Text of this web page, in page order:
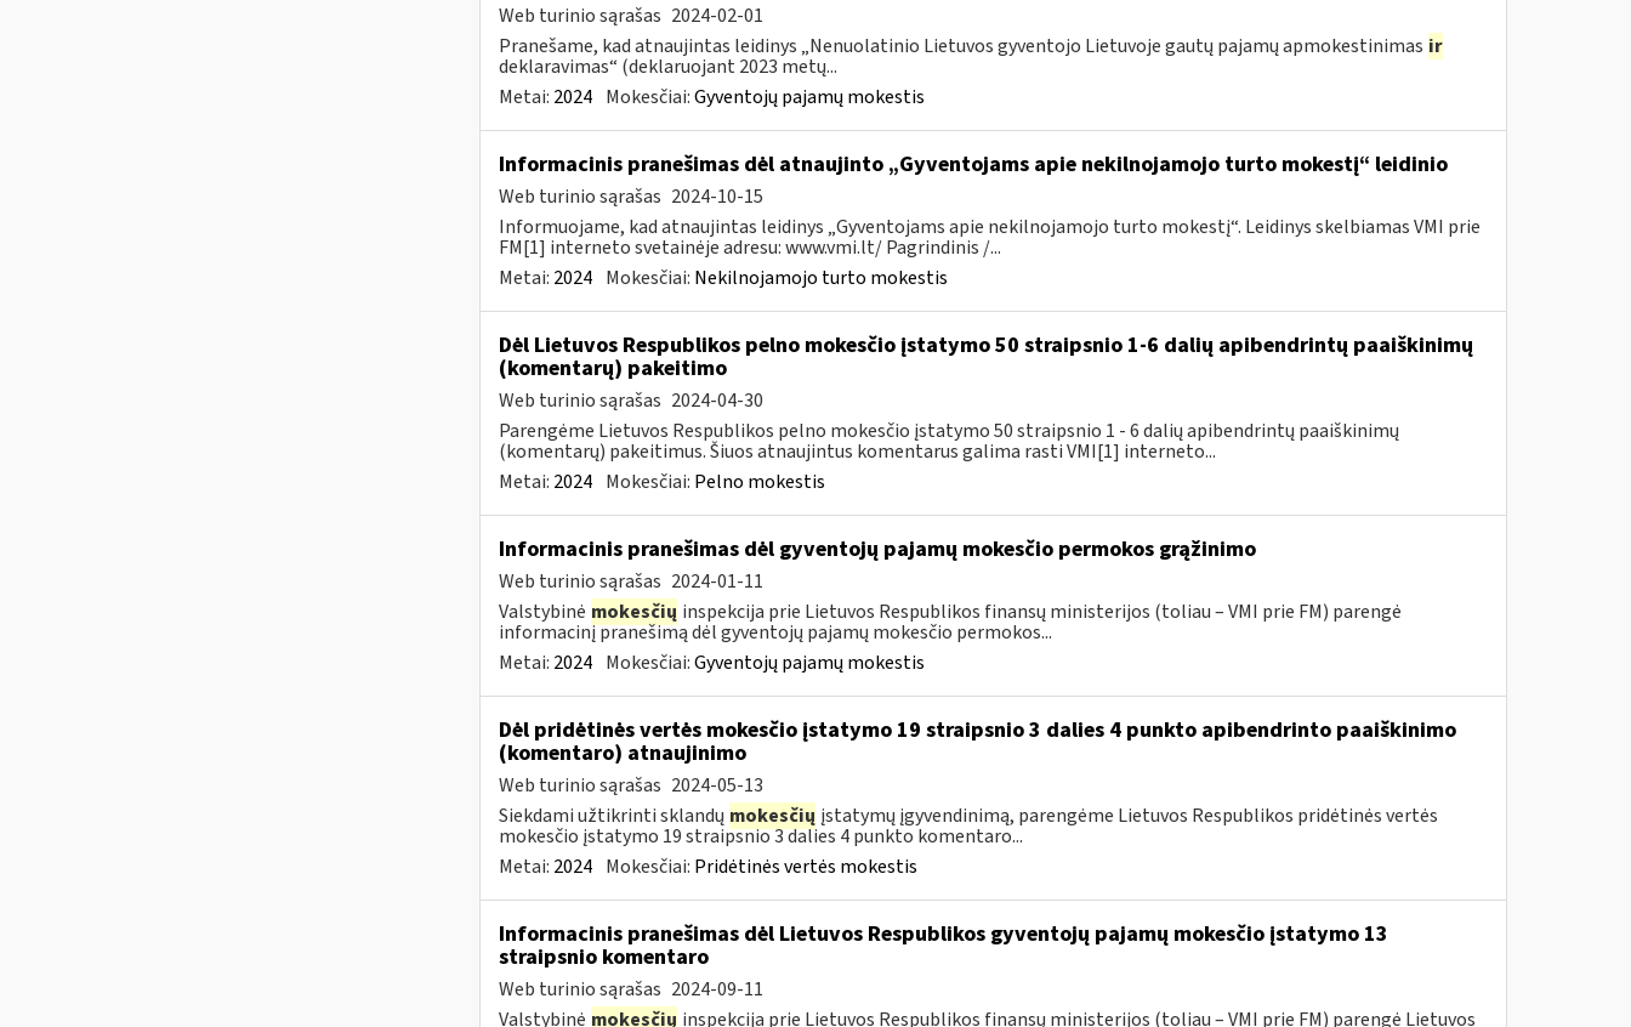
Web turinio sąrašas 2024-02-01
Pranešame, kad atnaujintas leidinys „Nenuolatinio Lietuvos gyventojo Lietuvoje gautų pajamų apmokestinimas ir
deklaravimas“ (deklaruojant 2023 metų...
Metai: 2024 Mokesčiai:Gyventojų pajamų mokestis
Informacinis pranešimas dėl atnaujinto „Gyventojams apie nekilnojamojo turto mokestį“ leidinio
Web turinio sąrašas 2024-10-15
Informuojame, kad atnaujintas leidinys „Gyventojams apie nekilnojamojo turto mokestį“. Leidinys skelbiamas VMI prie
FM[1] interneto svetainėje adresu: www.vmi.lt/ Pagrindinis /...
Metai: 2024 Mokesčiai: Nekilnojamojo turto mokestis
Dėl Lietuvos Respublikos pelno mokesčio įstatymo 50 straipsnio 1-6 dalių apibendrintų paaiškinimų
(komentarų) pakeitimo
Web turinio sąrašas 2024-04-30
Parengėme Lietuvos Respublikos pelno mokesčio įstatymo 50 straipsnio 1 - 6 dalių apibendrintų paaiškinimų
(komentarų) pakeitimus. Šiuos atnaujintus komentarus galima rasti VMI[1] interneto...
Metai: 2024 Mokesčiai: Pelno mokestis
Informacinis pranešimas dėl gyventojų pajamų mokesčio permokos grąžinimo
Web turinio sąrašas 2024-01-11
Valstybinė mokesčių inspekcija prie Lietuvos Respublikos finansų ministerijos (toliau – VMI prie FM) parengė
informacinį pranešimą dėl gyventojų pajamų mokesčio permokos...
Metai: 2024 Mokesčiai:Gyventojų pajamų mokestis
Dėl pridėtinės vertės mokesčio įstatymo 19 straipsnio 3 dalies 4 punkto apibendrinto paaiškinimo
(komentaro) atnaujinimo
Web turinio sąrašas 2024-05-13
Siekdami užtikrinti sklandų mokesčių įstatymų įgyvendinimą, parengėme Lietuvos Respublikos pridėtinės vertės
mokesčio įstatymo 19 straipsnio 3 dalies 4 punkto komentaro...
Metai: 2024 Mokesčiai: Pridėtinės vertės mokestis
Informacinis pranešimas dėl Lietuvos Respublikos gyventojų pajamų mokesčio įstatymo 13
straipsnio komentaro
Web turinio sąrašas 2024-09-11
Valstybinė mokesčių inspekcija prie Lietuvos Respublikos finansų ministerijos (toliau – VMI prie FM) parengė Lietuvos